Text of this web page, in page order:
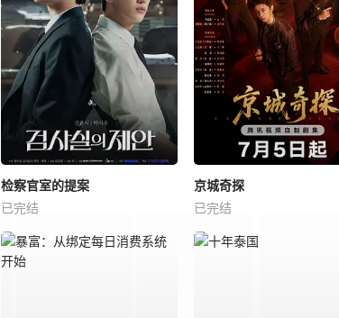
检察官室的提案
已完结
京城奇探
已完结